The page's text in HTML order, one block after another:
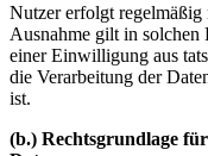
Nutzer erfolgt
Ausnahme gilt in solchen
einer Einwilligung aus
die Verarbeitung der
ist.
(b.) Rechtsgrundlage